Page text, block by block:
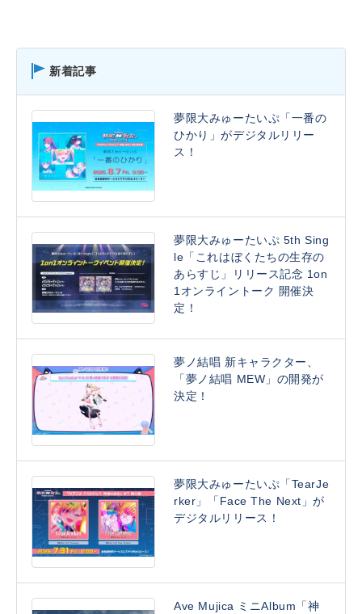
新着記事
夢限大みゅーたいぷ「一番の
ひかり」がデジタルリリー
ス！
夢限大みゅーたいぷ 5th Sing
le「これはぼくたちの生存の
あらすじ」リリース記念 1on
1オンライントーク 開催決
定！
夢ノ結唱 新キャラクター、
「夢ノ結唱 MEW」の開発が
決定！
夢限大みゅーたいぷ「TearJe
rker」「Face The Next」が
デジタルリリース！
Ave Mujica ミニAlbum「神